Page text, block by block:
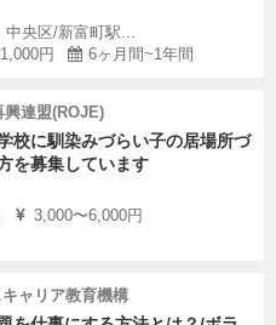
央区/新富町駅...
円
6ヶ月間~1年間
興連盟(ROJE)
校に馴染みづらい子の居場所づ
を募集しています
3,000〜6,000円
ャリア教育機構